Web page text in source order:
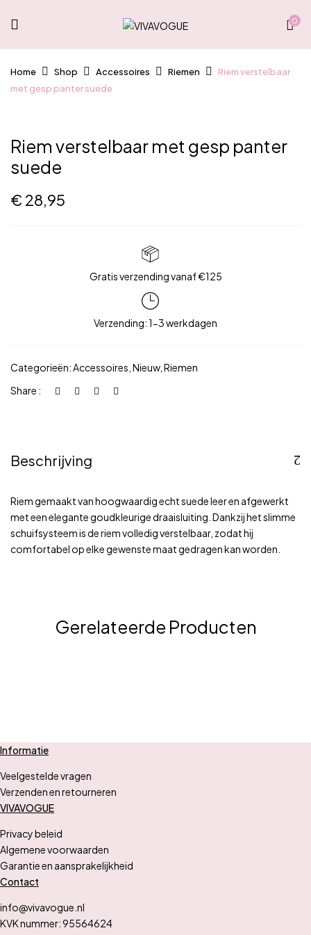
0
Home Shop Accessoires Riemen
Riem verstelbaar
met gesp panter suede
Riem verstelbaar met gesp panter
suede
€ 28,95
Gratis verzending vanaf €125
Verzending: 1-3 werkdagen
Categorieën:Accessoires Nieuw, Riemen
Share :
Beschrijving
Riem gemaakt van hoogwaardig echt suede leer en afgewerkt
met een elegante goudkleurige draaisluiting. Dankzij het slimme
schuifsysteem is de riem volledig verstelbaar, zodat hij
comfortabel op elke gewenste maat gedragen kan worden.
Gerelateerde Producten
Informatie
Veelgestelde vragen
Verzenden en retourneren
VIVAVOGUE
Privacy beleid
Algemene voorwaarden
Garantie en aansprakelijkheid
Contact
info@vivavogue.nl
KVK nummer: 95564624